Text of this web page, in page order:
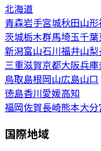
北海道
青森岩手宮城秋田山形
茨城栃木群馬埼玉千葉
新潟富山石川福井山梨
三重滋賀京都大阪兵庫
鳥取島根岡山広島山口
徳島香川愛媛高知
福岡佐賀長崎熊本大分
国際地域